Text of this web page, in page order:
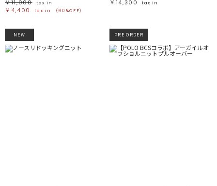
￥11,000
tax in
￥4,400 tax in （60%OFF）
￥14,300
tax in
NEW PRE ORDER